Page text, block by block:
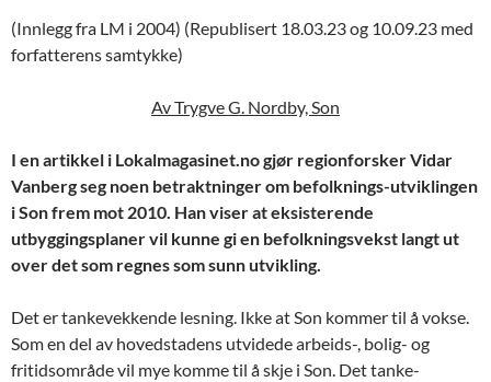
(Innlegg fra LM i 2004) (Republisert 18.03.23 og 10.09.23 med
forfatterens samtykke)
Av Trygve G. Nordby, Son
I en artikkel i Lokalmagasinet.no gjør regionforsker Vidar
Vanberg seg noen betraktninger om befolknings-utviklingen
i Son frem mot 2010. Han viser at eksisterende
utbyggingsplaner vil kunne gi en befolkningsvekst langt ut
over det som regnes som sunn utvikling.
Det er tankevekkende lesning. Ikke at Son kommer til å vokse.
Som en del av hovedstadens utvidede arbeids-, bolig- og
fritidsområde vil mye komme til å skje i Son. Det tanke-